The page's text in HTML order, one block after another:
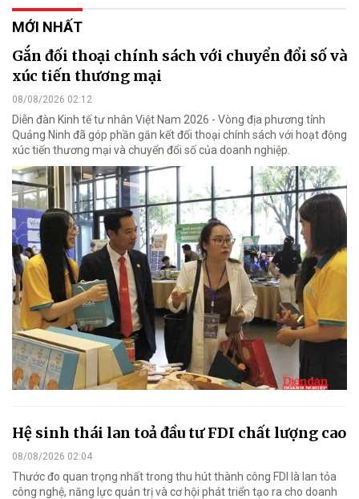
MỚI NHẤT
Gắn đối thoại chính sách với chuyển đổi số và
xúc tiến thương mại
08/08/2026 02:12
Diễn đàn Kinh tế tư nhân Việt Nam 2026 - Vòng địa phương tỉnh
Quảng Ninh đã góp phần gắn kết đối thoại chính sách với hoạt động
xúc tiến thương mại và chuyển đổi số của doanh nghiệp.
Hệ sinh thái lan toả đầu tư FDI chất lượng cao
08/08/2026 02:04
Thước đo quan trọng nhất trong thu hút thành công FDI là lan tỏa
công nghệ, năng lực quản trị và cơ hội phát triển tạo ra cho doanh